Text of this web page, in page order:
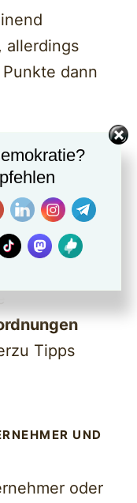
allerdings
dann
sollte
Tipps
UND
oder